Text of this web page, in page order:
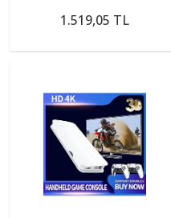
1.519,05 TL